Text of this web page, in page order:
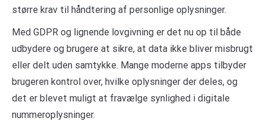
større krav til håndtering af personlige oplysninger.
Med GDPR og lignende lovgivning er det nu op til både
udbydere og brugere at sikre, at data ikke bliver misbrugt
eller delt uden samtykke. Mange moderne apps tilbyder
brugeren kontrol over, hvilke oplysninger der deles, og
det er blevet muligt at fravælge synlighed i digitale
nummeroplysninger.